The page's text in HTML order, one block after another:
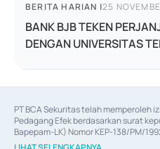
BERITA HARIAN |25
BANK BJB TEKEN
DENGAN UNIVERSITAS
PT BCA Sekuritas telah memperoleh
Pedagang Efek berdasarkan surat
Bapepam-LK) Nomor KEP-138/PM/
06/D.04/2014 tanggal 28 Februari